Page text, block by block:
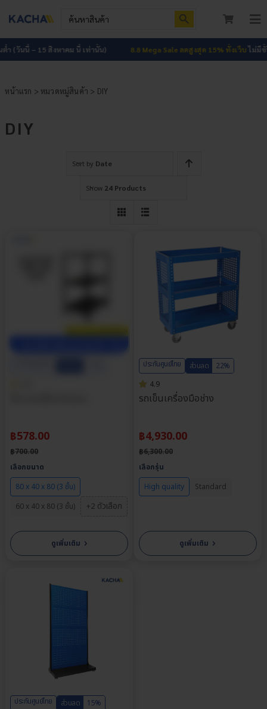
Search
for:
หน้าแรก
(วันนี้ – 15 สิงหาคม นี้ เท่านั้น) 8.8 Mega Sale ลดสูงสุด 15% ทั้งเว็บไม่มีขั้น
หน้าแรก >หมวดหมู่สินค้า > DIY
DIY
Sort by Date
Show 24 Products
฿578.00
฿700.00
เลือกขนาด
80 x 40 x 80 (3 ชั้น)
60 x 40 x 80 (3 ชั้น)
+2 ตัวเลือก
ดูเพิ่มเติม ›
ประกันศูนย์ไทย ส่วนลด
22%
4.9
รถเข็นเครื่องมือช่าง
฿4,930.00
฿6,300.00
เลือกรุ่น
High quality
Standard
ดูเพิ่มเติม ›
ประกันศูนย์ไทย ส่วนลด
15%